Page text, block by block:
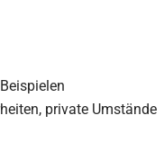
private Umstände